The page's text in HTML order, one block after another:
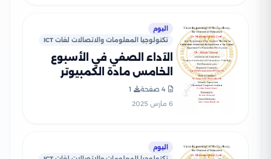
اليوم
تكنولوجيا المعلومات والاتصالات لغات ICT
الآداء الصفي في الأسبوع
الخامس مادة الكمبيوتر
وتكنولوجيا المعلومات للغات
ICT للصف الثالث الإعدادي
4 صفحة
1
6 مارس 2025
اليوم